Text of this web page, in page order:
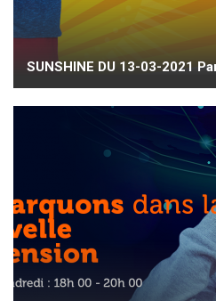
SUNSHINE DU 13-03-2021